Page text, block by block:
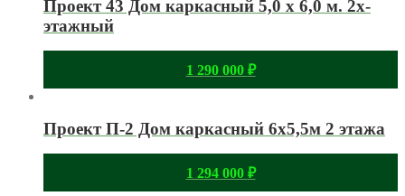
Проект 43 Дом каркасный 5,0 х 6,0 м. 2х-
этажный
1 290 000 ₽
Проект П-2 Дом каркасный 6х5,5м 2 этажа
1 294 000 ₽